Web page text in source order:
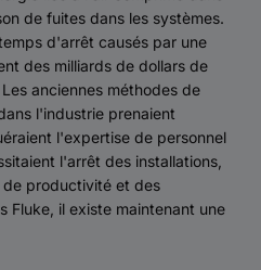
de fuites dans les systèmes.
d'arrêt causés par une
des milliards de dollars de
anciennes méthodes de
l'industrie prenaient
l'expertise de personnel
l'arrêt des installations,
productivité et des
Fluke, il existe maintenant une